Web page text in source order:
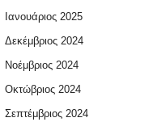
Ιανουάριος 2025
Δεκέμβριος 2024
Νοέμβριος 2024
Οκτώβριος 2024
Σεπτέμβριος 2024